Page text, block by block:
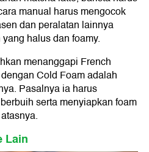
manual harus mengocok
dan peralatan lainnya
halus dan foamy.
menanggapi French
Cold Foam adalah
Pasalnya ia harus
serta menyiapkan foam
Lain